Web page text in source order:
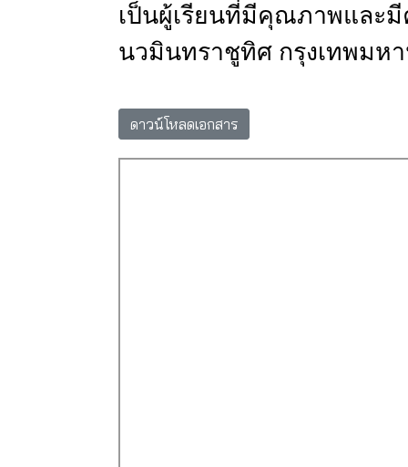
เป็นผู้เรียนที่มีคุณภาพและ
นวมินทราชูทิศ กรุงเทพมห
ดาวน์โหลดเอกสาร